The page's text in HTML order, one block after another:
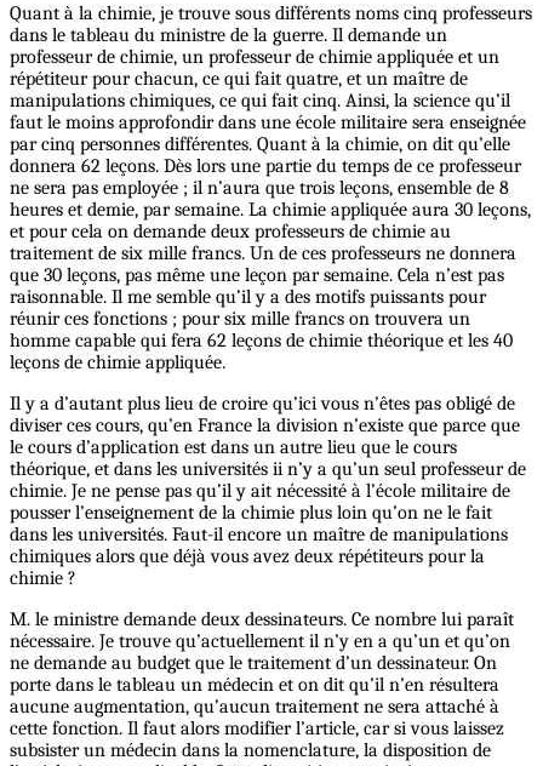
Quant à la chimie, je trouve sous différents noms cinq professeurs
dans le tableau du ministre de la guerre. Il demande un
professeur de chimie, un professeur de chimie appliquée et un
répétiteur pour chacun, ce qui fait quatre, et un maître de
manipulations chimiques, ce qui fait cinq. Ainsi, la science qu’il
faut le moins approfondir dans une école militaire sera enseignée
par cinq personnes différentes. Quant à la chimie, on dit qu’elle
donnera 62 leçons. Dès lors une partie du temps de ce professeur
ne sera pas employée ; il n’aura que trois leçons, ensemble de 8
heures et demie, par semaine. La chimie appliquée aura 30 leçons,
et pour cela on demande deux professeurs de chimie au
traitement de six mille francs. Un de ces professeurs ne donnera
que 30 leçons, pas même une leçon par semaine. Cela n’est pas
raisonnable. Il me semble qu’il y a des motifs puissants pour
réunir ces fonctions ; pour six mille francs on trouvera un
homme capable qui fera 62 leçons de chimie théorique et les 40
leçons de chimie appliquée.
Il y a d’autant plus lieu de croire qu’ici vous n’êtes pas obligé de
diviser ces cours, qu’en France la division n’existe que parce que
le cours d’application est dans un autre lieu que le cours
théorique, et dans les universités ii n’y a qu’un seul professeur de
chimie. Je ne pense pas qu’il y ait nécessité à l’école militaire de
pousser l’enseignement de la chimie plus loin qu’on ne le fait
dans les universités. Faut-il encore un maître de manipulations
chimiques alors que déjà vous avez deux répétiteurs pour la
chimie ?
M. le ministre demande deux dessinateurs. Ce nombre lui paraît
nécessaire. Je trouve qu’actuellement il n’y en a qu’un et qu’on
ne demande au budget que le traitement d’un dessinateur. On
porte dans le tableau un médecin et on dit qu’il n’en résultera
aucune augmentation, qu’aucun traitement ne sera attaché à
cette fonction. Il faut alors modifier l’article, car si vous laissez
subsister un médecin dans la nomenclature, la disposition de